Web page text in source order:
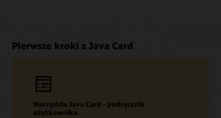
Zasoby techniczne
Pobrania
Pierwsze kroki z Java Card
Narzędzia Java Card - podręcznik
użytkownika